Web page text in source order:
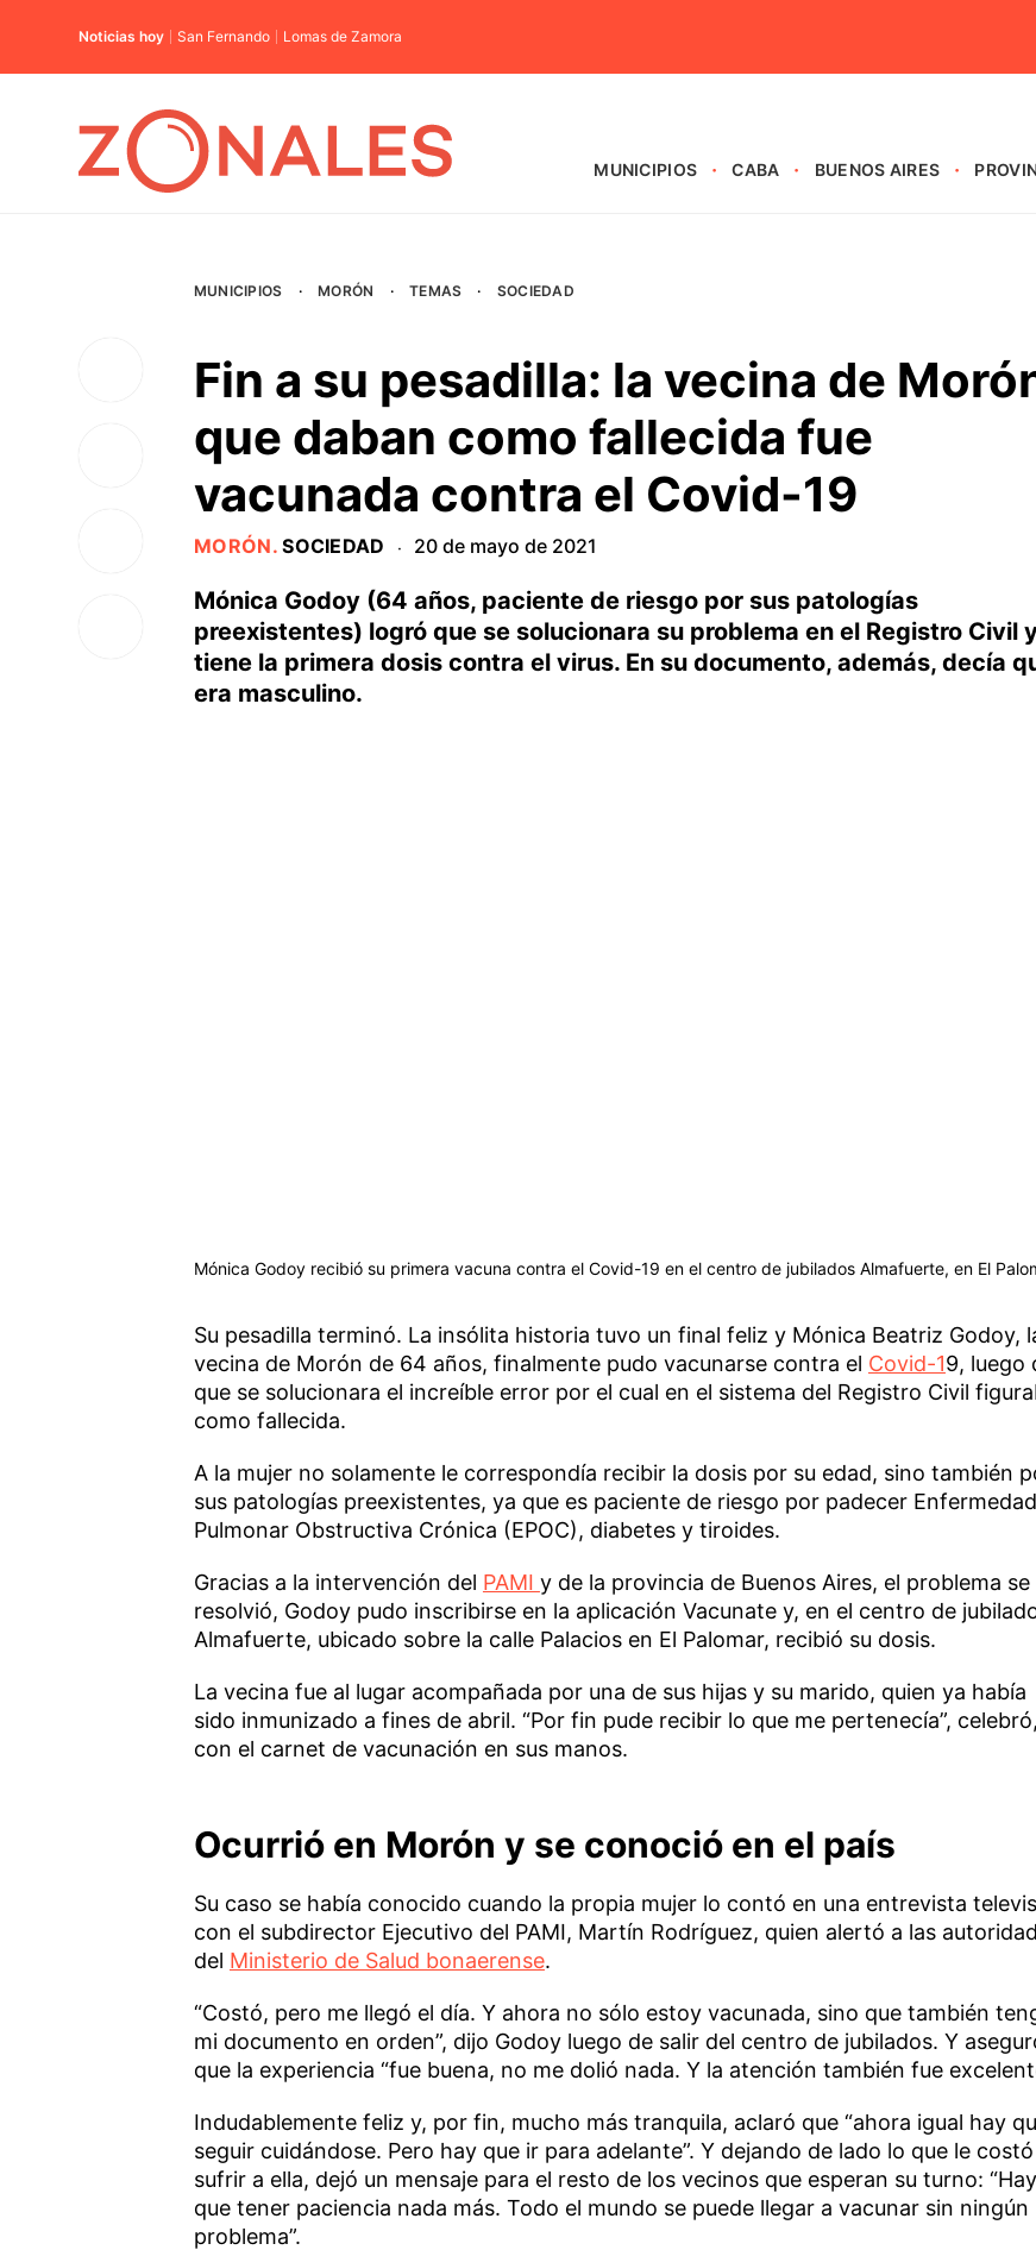
Noticias hoy San Fernando Lomas de Zamora
MUNICIPIOS CABA BUENOS AIRES
MUNICIPIOS · MORÓN · TEMAS · SOCIEDAD
Fin a su pesadilla: la vecina de
que daban como fallecida fue
vacunada contra el Covid-19
MORÓN.SOCIEDAD · 20 de mayo de 2021
Mónica Godoy (64 años, paciente de riesgo por sus patologías
preexistentes) logró que se solucionara su problema en el Registro Civil
tiene la primera dosis contra el virus. En su documento, además, decía
era masculino.
Mónica Godoy recibió su primera vacuna contra el Covid-19 en el centro de jubilados Almafuerte, en El
Su pesadilla terminó. La insólita historia tuvo un final feliz y Mónica Beatriz Godoy,
vecina de Morón de 64 años, finalmente pudo vacunarse contra el Covid-19, luego
que se solucionara el increíble error por el cual en el sistema del Registro Civil
como fallecida.
A la mujer no solamente le correspondía recibir la dosis por su edad, sino también
sus patologías preexistentes, ya que es paciente de riesgo por padecer Enfermedad
Pulmonar Obstructiva Crónica (EPOC), diabetes y tiroides.
Gracias a la intervención del PAMI y de la provincia de Buenos Aires, el problema se
resolvió, Godoy pudo inscribirse en la aplicación Vacunate y, en el centro de
Almafuerte, ubicado sobre la calle Palacios en El Palomar, recibió su dosis.
La vecina fue al lugar acompañada por una de sus hijas y su marido, quien ya había
sido inmunizado a fines de abril. “Por fin pude recibir lo que me pertenecía”,
con el carnet de vacunación en sus manos.
Ocurrió en Morón y se conoció en el país
Su caso se había conocido cuando la propia mujer lo contó en una entrevista
con el subdirector Ejecutivo del PAMI, Martín Rodríguez, quien alertó a las
del Ministerio de Salud bonaerense.
“Costó, pero me llegó el día. Y ahora no sólo estoy vacunada, sino que también
mi documento en orden”, dijo Godoy luego de salir del centro de jubilados. Y
que la experiencia “fue buena, no me dolió nada. Y la atención también fue
Indudablemente feliz y, por fin, mucho más tranquila, aclaró que “ahora igual hay
seguir cuidándose. Pero hay que ir para adelante”. Y dejando de lado lo que le costó
sufrir a ella, dejó un mensaje para el resto de los vecinos que esperan su turno: “Hay
que tener paciencia nada más. Todo el mundo se puede llegar a vacunar sin ningún
problema”.